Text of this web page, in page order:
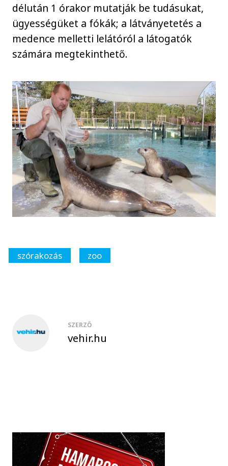
délután 1 órakor mutatják be tudásukat,
ügyességüket a fókák; a látványetetés a
medence melletti lelátóról a látogatók
számára megtekinthető.
szórakozás zoo
SZERZŐ
vehir.hu